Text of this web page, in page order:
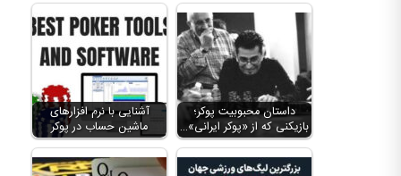
آشنایی با نرم افزارهای
ماشین حساب در پوکر
داستان محبوبیت پوکر؛
بازیکنی که از «پوکر ایرانی»…